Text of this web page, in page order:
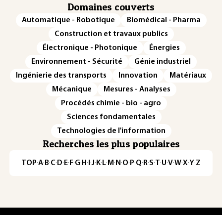
Domaines couverts
Automatique - Robotique
Biomédical - Pharma
Construction et travaux publics
Électronique - Photonique
Énergies
Environnement - Sécurité
Génie industriel
Ingénierie des transports
Innovation
Matériaux
Mécanique
Mesures - Analyses
Procédés chimie - bio - agro
Sciences fondamentales
Technologies de l'information
Recherches les plus populaires
TOP·A·B·C· D· E· F·G· H · ·J· K· L· M · N ·O· P·Q· R·S·T·U·V·W·X·Y·Z